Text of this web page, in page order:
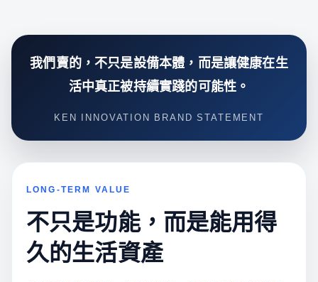
我們賣的，不只是設備本體，而是讓健康在生
活中真正被持續實踐的可能性。
KEN INNOVATION BRAND STATEMENT
LONG-TERM VALUE
不只是功能，而是能用得
久的生活資產